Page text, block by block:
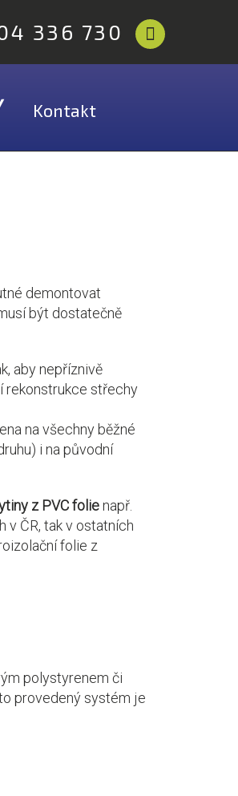
336 730
Kontakt
demontovat
být dostatečně
aby nepříznivě
rekonstrukce střechy
na všechny běžné
i na původní
z PVC folienapř.
v ČR, tak v ostatních
folie z
polystyrenem či
provedený systém je